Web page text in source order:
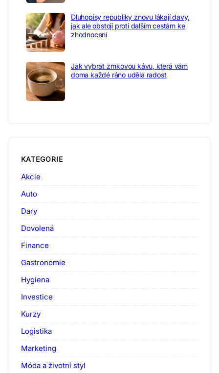
Dluhopisy republiky znovu lákají davy,
jak ale obstojí proti dalším cestám ke
zhodnocení
Jak vybrat zrnkovou kávu, která vám
doma každé ráno udělá radost
KATEGORIE
Akcie
Auto
Dary
Dovolená
Finance
Gastronomie
Hygiena
Investice
Kurzy
Logistika
Marketing
Móda a životní styl